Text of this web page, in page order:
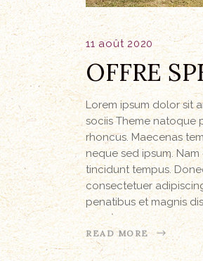
11 août 2020
OFFRE
Lorem ipsum dolor sit
sociis Theme natoque
rhoncus. Maecenas
neque sed ipsum.
tincidunt tempus.
consectetuer
penatibus et magnis
READ MORE